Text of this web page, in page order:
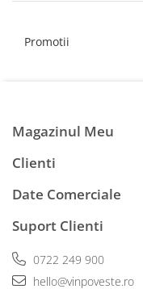
Promotii
Magazinul Meu
Clienti
Date Comerciale
Suport Clienti
0722 249 900
hello@vinpoveste.ro